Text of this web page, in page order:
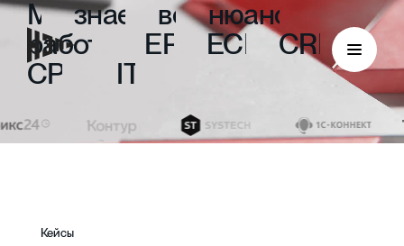
Мызнаем всенюансы
работы
ERP, ECM,CRM,
CPM
ITIL
Кейсы